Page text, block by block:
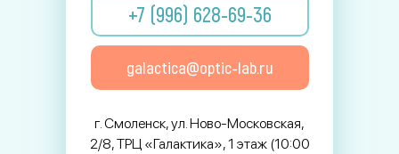
+7 (996) 628-69-36
galactica@optic-lab.ru
г. Смоленск, ул. Ново-Московская,
2/8, ТРЦ «Галактика», 1 этаж (10:00